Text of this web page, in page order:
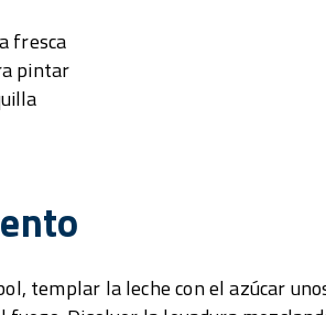
fresca
pintar
templar la leche con el azúcar